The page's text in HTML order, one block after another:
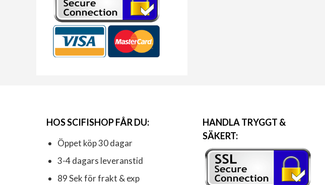
HOS SCIFISHOP FÅR DU:
Öppet köp 30 dagar
3-4 dagars leveranstid
89 Sek för frakt & exp
HANDLA TRYGGT &
SÄKERT: